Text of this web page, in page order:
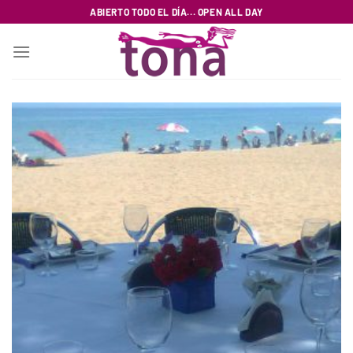
Inhalt
springen
ABIERTO TODO EL DÍA... OPEN ALL DAY